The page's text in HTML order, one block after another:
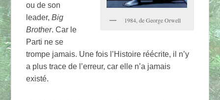
1984, de George Orwell
ou de son
leader,Big
Brother. Car le
Parti ne se
trompe jamais. Une fois l’Histoire réécrite, il n’y
a plus trace de l’erreur, car elle n’a jamais
existé.